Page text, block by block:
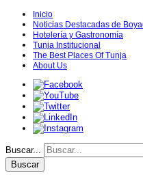
Inicio
Noticias Destacadas de
Hotelería y Gastronomía
Tunja Institucional
The Best Places Of Tunja
About Us
Buscar...
Buscar